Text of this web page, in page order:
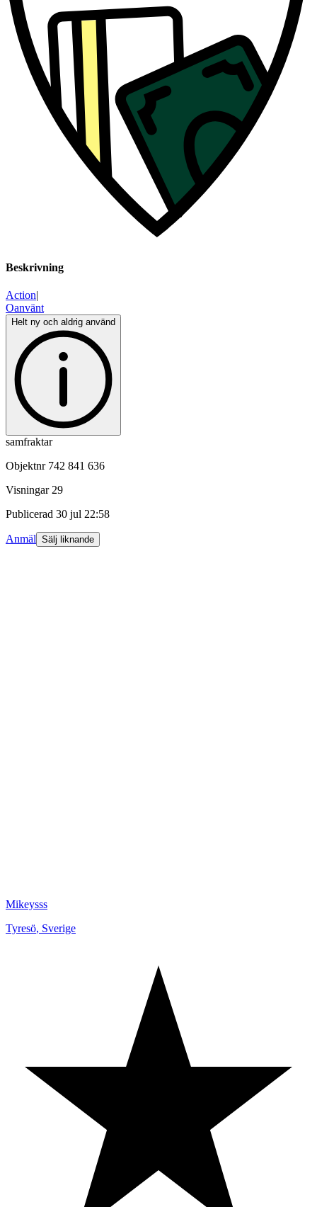
Beskrivning
Action|
Oanvänt
Helt ny och aldrig använd
samfraktar
Objektnr 742 841 636
Visningar 29
Publicerad 30 jul 22:58
Anmäl Sälj liknande
Mikeysss
Tyresö, Sverige